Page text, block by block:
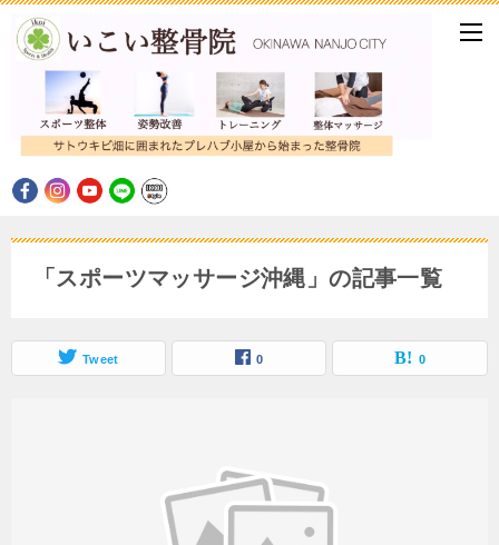
「スポーツマッサージ沖縄」の記事一覧
Tweet 0 0